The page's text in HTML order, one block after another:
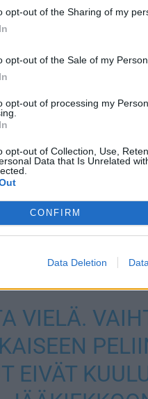
opt-out of the Sharing of my
opt-out of the Sale of my
opt-out of processing my
opt-out of Collection, Use,
Data that Is Unrelated
CONFIRM
Data Deletion
vaihtaa paidat vaikka
sai tiistaiseen
perinteet hallussa. Voit
VIELÄ.
EIVÄT